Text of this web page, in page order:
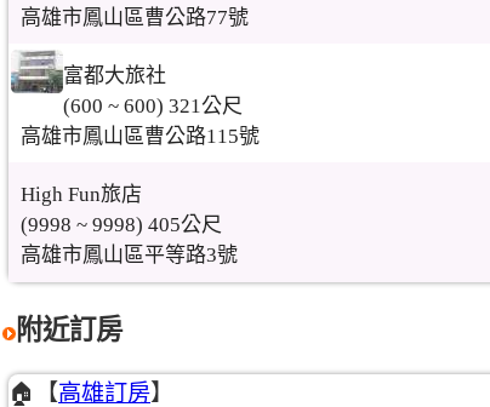
高雄市鳳山區曹公路77號
富都大旅社
(600 ~ 600) 321公尺
高雄市鳳山區曹公路115號
High Fun旅店
(9998 ~ 9998) 405公尺
高雄市鳳山區平等路3號
附近訂房
🏠【高雄訂房】